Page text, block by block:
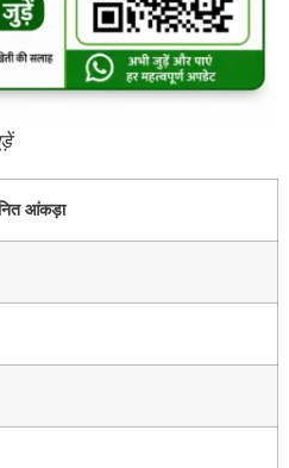
आंकड़ा